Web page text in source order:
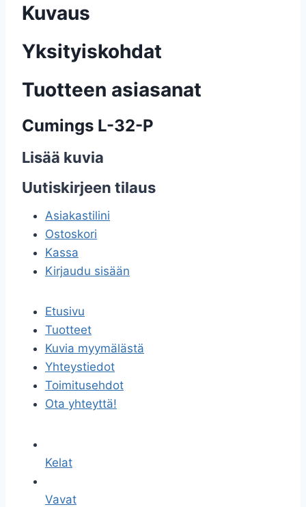
Kuvaus
Yksityiskohdat
Tuotteen asiasanat
Cumings L-32-P
Lisää kuvia
Uutiskirjeen tilaus
Asiakastilini
Ostoskori
Kassa
Kirjaudu sisään
Etusivu
Tuotteet
Kuvia myymälästä
Yhteystiedot
Toimitusehdot
Ota yhteyttä!
Kelat
Vavat